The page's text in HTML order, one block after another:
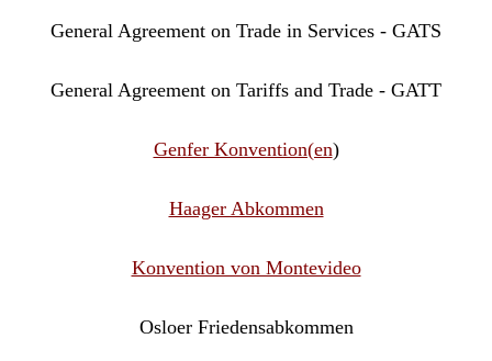
General Agreement on Trade in Services - GATS
General Agreement on Tariffs and Trade - GATT
Genfer Konvention(en)
Haager Abkommen
Konvention von Montevideo
Osloer Friedensabkommen